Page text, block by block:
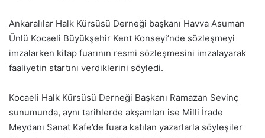
Ankaralılar Halk Kürsüsü Derneği başkanı Havva Asuman
Ünlü Kocaeli Büyükşehir Kent Konseyi’nde sözleşmeyi
imzalarken kitap fuarının resmi sözleşmesini imzalayarak
faaliyetin startını verdiklerini söyledi.
Kocaeli Halk Kürsüsü Derneği Başkanı Ramazan Sevinç
sunumunda, aynı tarihlerde akşamları ise Milli İrade
Meydanı Sanat Kafe’de fuara katılan yazarlarla söyleşiler